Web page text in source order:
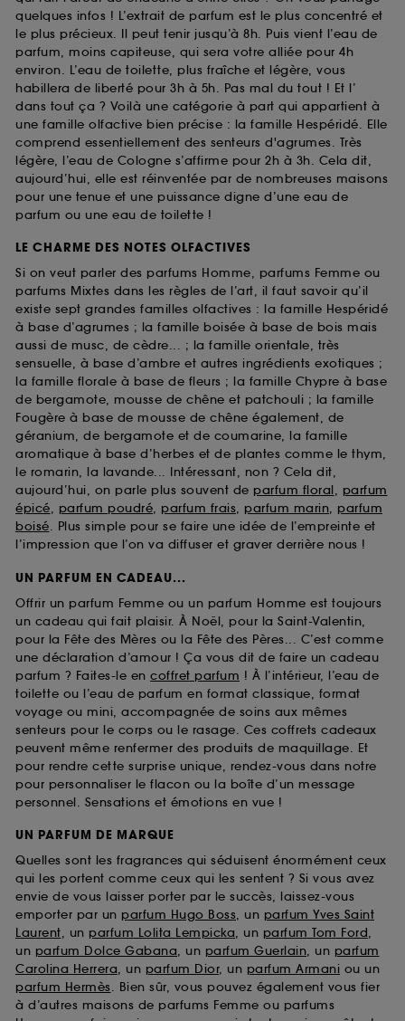
quelques infos ! L’extrait de parfum est le plus concentré et
le plus précieux. Il peut tenir jusqu’à 8h. Puis vient l’eau de
parfum, moins capiteuse, qui sera votre alliée pour 4h
environ. L’eau de toilette, plus fraîche et légère, vous
habillera de liberté pour 3h à 5h. Pas mal du tout ! Et l’
dans tout ça ? Voilà une catégorie à part qui appartient à
une famille olfactive bien précise : la famille Hespéridé. Elle
comprend essentiellement des senteurs d'agrumes. Très
légère, l’eau de Cologne s’affirme pour 2h à 3h. Cela dit,
aujourd’hui, elle est réinventée par de nombreuses maisons
pour une tenue et une puissance digne d’une eau de
parfum ou une eau de toilette !
LE CHARME DES NOTES OLFACTIVES
Si on veut parler des parfums Homme, parfums Femme ou
parfums Mixtes dans les règles de l’art, il faut savoir qu’il
existe sept grandes familles olfactives : la famille Hespéridé
à base d’agrumes ; la famille boisée à base de bois mais
aussi de musc, de cèdre... ; la famille orientale, très
sensuelle, à base d’ambre et autres ingrédients exotiques ;
la famille florale à base de fleurs ; la famille Chypre à base
de bergamote, mousse de chêne et patchouli ; la famille
Fougère à base de mousse de chêne également, de
géranium, de bergamote et de coumarine, la famille
aromatique à base d’herbes et de plantes comme le thym,
le romarin, la lavande... Intéressant, non ? Cela dit,
aujourd’hui, on parle plus souvent de parfum floral, parfum
épicé, parfum poudré, parfum frais, parfum marin, parfum
boisé. Plus simple pour se faire une idée de l’empreinte et
l’impression que l’on va diffuser et graver derrière nous !
UN PARFUM EN CADEAU...
Offrir un parfum Femme ou un parfum Homme est toujours
un cadeau qui fait plaisir. À Noël, pour la Saint-Valentin,
pour la Fête des Mères ou la Fête des Pères... C’est comme
une déclaration d’amour ! Ça vous dit de faire un cadeau
parfum ? Faites-le en coffret parfum ! À l’intérieur, l’eau de
toilette ou l’eau de parfum en format classique, format
voyage ou mini, accompagnée de soins aux mêmes
senteurs pour le corps ou le rasage. Ces coffrets cadeaux
peuvent même renfermer des produits de maquillage. Et
pour rendre cette surprise unique, rendez-vous dans notre
pour personnaliser le flacon ou la boîte d’un message
personnel. Sensations et émotions en vue !
UN PARFUM DE MARQUE
Quelles sont les fragrances qui séduisent énormément ceux
qui les portent comme ceux qui les sentent ? Si vous avez
envie de vous laisser porter par le succès, laissez-vous
emporter par un parfum Hugo Boss, un parfum Yves Saint
Laurent, un parfum Lolita Lempicka, un parfum Tom Ford,
un parfum Dolce Gabana, un parfum Guerlain, un parfum
Carolina Herrera, un parfum Dior, un parfum Armani ou un
parfum Hermès. Bien sûr, vous pouvez également vous fier
à d’autres maisons de parfums Femme ou parfums